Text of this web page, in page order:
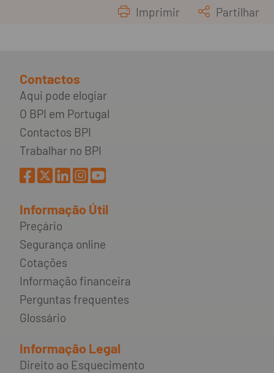
Imprimir Partilhar
Contactos
Aqui pode elogiar
O BPI em Portugal
Contactos BPI
Trabalhar no BPI
Informação Útil
Preçário
Segurança online
Cotações
Informação financeira
Perguntas frequentes
Glossário
Informação Legal
Direito ao Esquecimento